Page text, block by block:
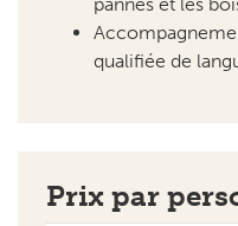
Base chambre double